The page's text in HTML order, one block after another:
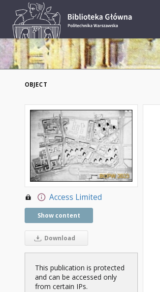
OBJECT
Access Limited
Show content
Download
This publication is protected
and can be accessed only
from certain IPs.